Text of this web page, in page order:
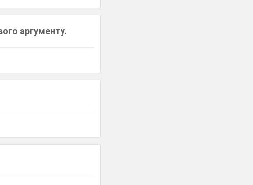
аргументу.